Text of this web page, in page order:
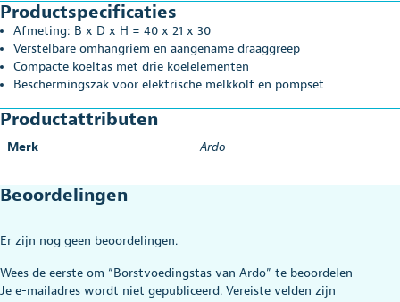
Productspecificaties
Afmeting: B x D x H = 40 x 21 x 30
Verstelbare omhangriem en aangename draaggreep
Compacte koeltas met drie koelelementen
Beschermingszak voor elektrische melkkolf en pompset
Productattributen
Merk Ardo
Beoordelingen
Er zijn nog geen beoordelingen.
Wees de eerste om “Borstvoedingstas van Ardo” te beoordelen
Je e-mailadres wordt niet gepubliceerd. Vereiste velden zijn